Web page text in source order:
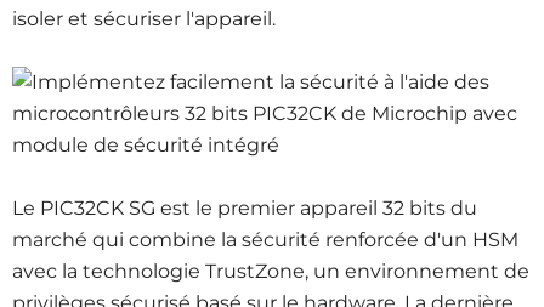
isoler et sécuriser l'appareil.
Le PIC32CK SG est le premier appareil 32 bits du
marché qui combine la sécurité renforcée d'un HSM
avec la technologie TrustZone, un environnement de